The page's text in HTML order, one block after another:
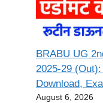
BRABU UG
2025-29
Download,
August 6, 2026